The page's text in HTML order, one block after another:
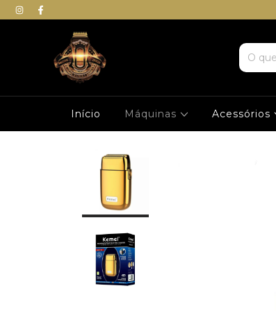
Início Máquinas Acessórios